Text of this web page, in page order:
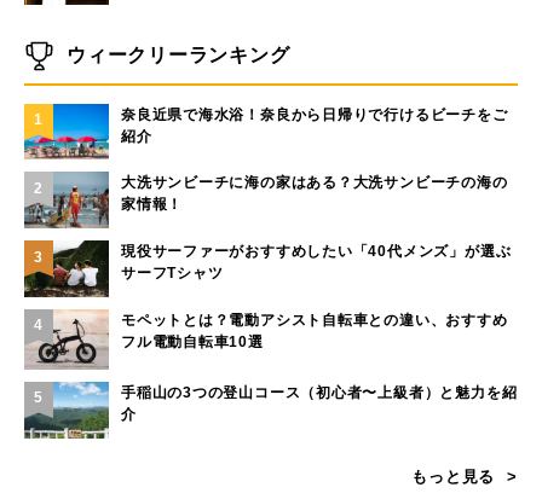
ウィークリーランキング
1
奈良近県で海水浴！奈良から日帰りで行けるビーチをご
紹介
2
大洗サンビーチに海の家はある？大洗サンビーチの海の
家情報！
3
現役サーファーがおすすめしたい「40代メンズ」が選ぶ
サーフTシャツ
4
モペットとは？電動アシスト自転車との違い、おすすめ
フル電動自転車10選
5
手稲山の3つの登山コース（初心者〜上級者）と魅力を紹
介
もっと見る